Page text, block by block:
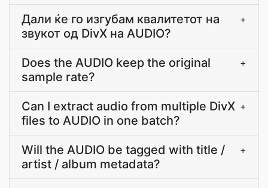
Дали ќе го изгубам квалитетот на
звукот од DivX на AUDIO?
+
Does the AUDIO keep the original
sample rate?
+
Can I extract audio from multiple DivX
files to AUDIO in one batch?
+
Will the AUDIO be tagged with title /
artist / album metadata?
+